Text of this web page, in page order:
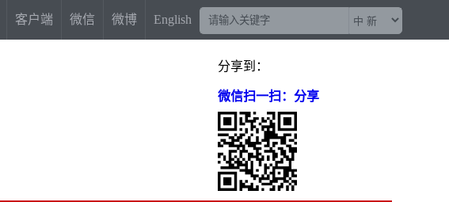
客户端 微信 微博 English
分享到：
微信扫一扫：分享